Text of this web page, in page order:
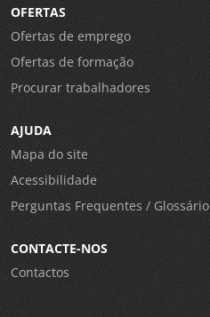
OFERTAS
Ofertas de emprego
Ofertas de formação
Procurar trabalhadores
AJUDA
Mapa do site
Acessibilidade
Perguntas Frequentes / Glossário
CONTACTE-NOS
Contactos